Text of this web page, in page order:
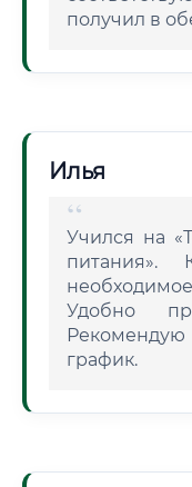
получил в
Илья
Учился на
питания».
Удобно
график.